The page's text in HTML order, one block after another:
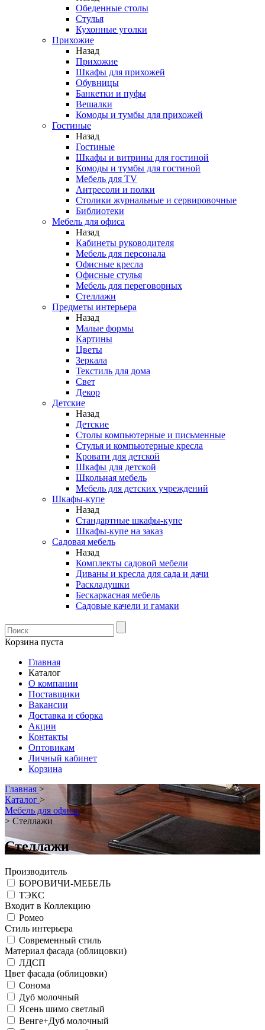
Обеденные столы
Стулья
Кухонные уголки
Прихожие
Назад
Прихожие
Шкафы для прихожей
Обувницы
Банкетки и пуфы
Вешалки
Комоды и тумбы для прихожей
Гостиные
Назад
Гостиные
Шкафы и витрины для гостиной
Комоды и тумбы для гостиной
Мебель для TV
Антресоли и полки
Столики журнальные и сервировочные
Библиотеки
Мебель для офиса
Назад
Кабинеты руководителя
Мебель для персонала
Офисные кресла
Офисные стулья
Мебель для переговорных
Стеллажи
Предметы интерьера
Назад
Малые формы
Картины
Цветы
Зеркала
Текстиль для дома
Свет
Декор
Детские
Назад
Детские
Столы компьютерные и письменные
Стулья и компьютерные кресла
Кровати для детской
Шкафы для детской
Школьная мебель
Мебель для детских учреждений
Шкафы-купе
Назад
Стандартные шкафы-купе
Шкафы-купе на заказ
Садовая мебель
Назад
Комплекты садовой мебели
Диваны и кресла для сада и дачи
Раскладушки
Бескаркасная мебель
Садовые качели и гамаки
Корзина пуста
Главная
Каталог
О компании
Поставщики
Вакансии
Доставка и сборка
Акции
Контакты
Оптовикам
Личный кабинет
Корзина
Главная >
Каталог >
Мебель для офиса >
> Стеллажи
Стеллажи
Производитель
БОРОВИЧИ-МЕБЕЛЬ
ТЭКС
Входит в Коллекцию
Ромео
Стиль интерьера
Современный стиль
Материал фасада (облицовки)
ЛДСП
Цвет фасада (облицовки)
Сонома
Дуб молочный
Ясень шимо светлый
Венге+Дуб молочный